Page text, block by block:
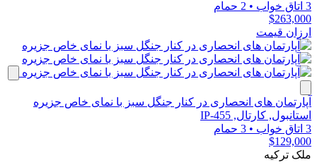
3 اتاق خواب
• 2 حمام
$263,000
ارزان قیمت
آپارتمان های انحصاری در کنار جنگل سبز با نمای خاص جزیره
استانبول, کارتال, IP-455
3 اتاق خواب
• 3 حمام
$129,000
ملک ترکیه